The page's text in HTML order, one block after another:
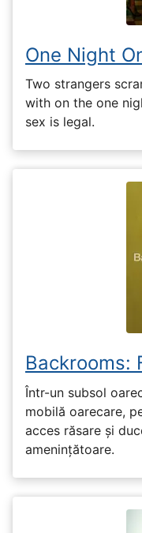
One Night
Two strangers
with on the one
sex is legal.
Backrooms:
Într-un subsol
mobilă oarecare,
acces răsare și
amenințătoare.